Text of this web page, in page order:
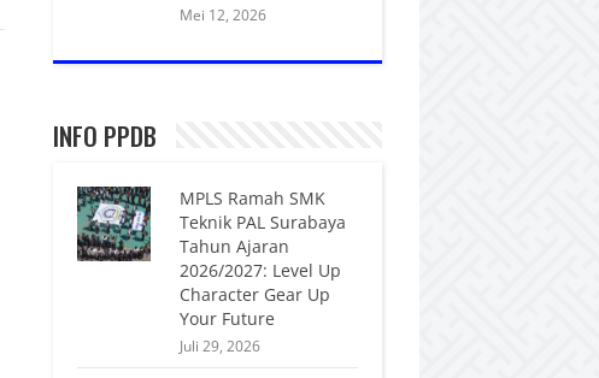
Mei 12, 2026
INFO PPDB
MPLS Ramah SMK
Teknik PAL Surabaya
Tahun Ajaran
2026/2027: Level Up
Character Gear Up
Your Future
Juli 29, 2026